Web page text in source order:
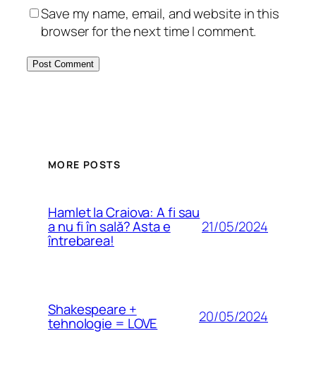
Save my name, email, and website in this
browser for the next time I comment.
MORE POSTS
Hamlet la Craiova: A fi sau
a nu fi în sală? Asta e
întrebarea!
21/05/2024
Shakespeare +
tehnologie = LOVE 20/05/2024